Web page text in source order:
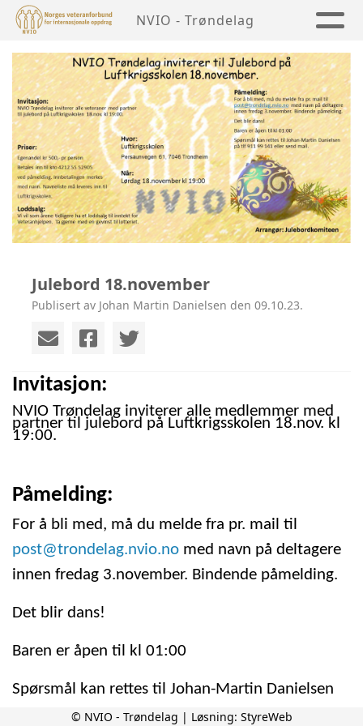
NVIO - Trøndelag
Julebord 18.november
Publisert av Johan Martin Danielsen den 09.10.23.
Invitasjon:
NVIO Trøndelag inviterer alle medlemmer med
partner til julebord på Luftkrigsskolen 18.nov. kl
19:00.
Påmelding:
For å bli med, må du melde fra pr. mail til
post@trondelag.nvio.no med navn på deltagere
innen fredag 3.november. Bindende påmelding.
Det blir dans!
Baren er åpen til kl 01:00
Spørsmål kan rettes til Johan-Martin Danielsen
911 99 141 eller send mail.
© NVIO - Trøndelag | Løsning: StyreWeb